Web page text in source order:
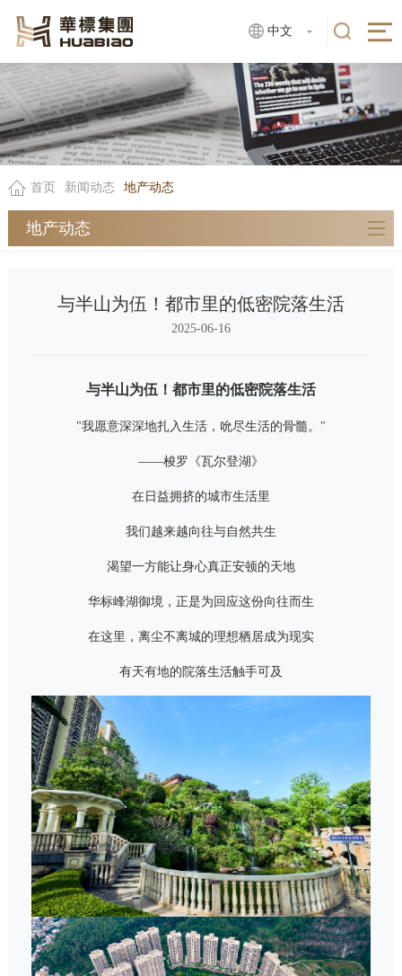
中文
首页 新闻动态 地产动态
地产动态
与半山为伍！都市里的低密院落生活
2025-06-16
与半山为伍！都市里的低密院落生活
"我愿意深深地扎入生活，吮尽生活的骨髓。"
——梭罗《瓦尔登湖》
在日益拥挤的城市生活里
我们越来越向往与自然共生
渴望一方能让身心真正安顿的天地
华标峰湖御境，正是为回应这份向往而生
在这里，离尘不离城的理想栖居成为现实
有天有地的院落生活触手可及